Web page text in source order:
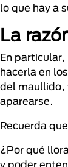
lo que hay a
La
En
hacerla en
del maullido,
aparearse.
Recuerda
¿Por qué
y poder